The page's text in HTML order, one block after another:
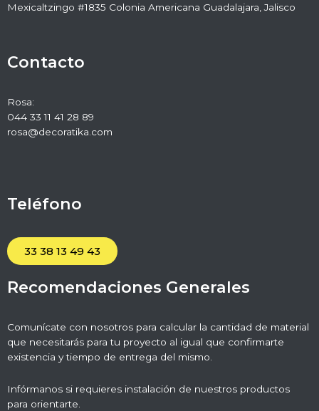
Mexicaltzingo #1835 Colonia Americana Guadalajara, Jalisco
Contacto
Rosa:
044 33 11 41 28 89
rosa@decoratika.com
Teléfono
33 38 13 49 43
Recomendaciones Generales
Comunícate con nosotros para calcular la cantidad de material
que necesitarás para tu proyecto al igual que confirmarte
existencia y tiempo de entrega del mismo.
Infórmanos si requieres instalación de nuestros productos
para orientarte.